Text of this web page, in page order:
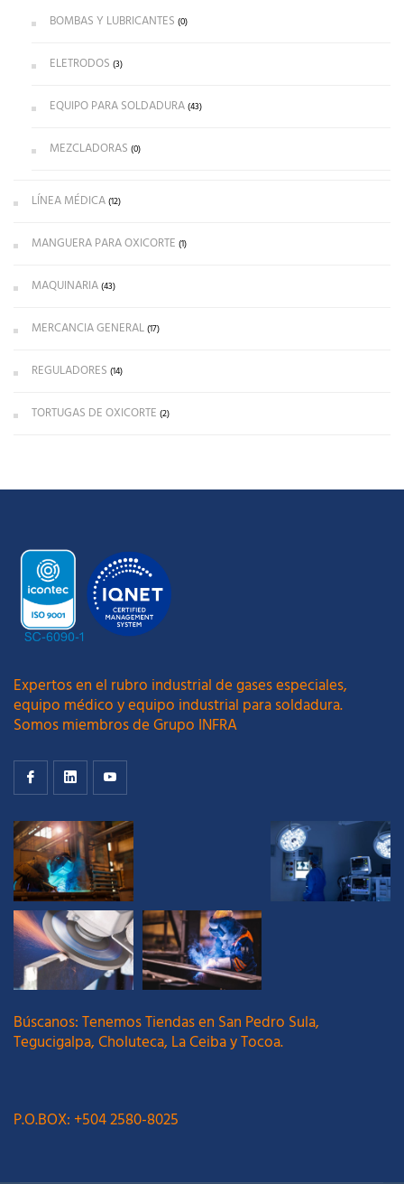
BOMBAS Y LUBRICANTES (0)
ELETRODOS (3)
EQUIPO PARA SOLDADURA(43)
MEZCLADORAS (0)
LÍNEA MÉDICA(12)
MANGUERA PARA OXICORTE (1)
MAQUINARIA(43)
MERCANCIA GENERAL(17)
REGULADORES (14)
TORTUGAS DE OXICORTE (2)
Expertos en el rubro industrial de gases especiales,
equipo médico y equipo industrial para soldadura.
Somos miembros de Grupo INFRA
Búscanos: Tenemos Tiendas en San Pedro Sula,
Tegucigalpa, Choluteca, La Ceiba y Tocoa.
P.O.BOX: +504 2580-8025